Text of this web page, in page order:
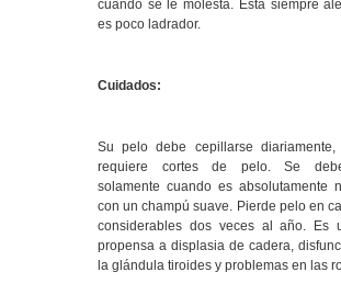
cuando se le molesta. Está siempre
es poco ladrador.
Cuidados:
Su pelo debe cepillarse
requiere cortes de pelo. Se
solamente cuando es absolutamente
con un champú suave. Pierde pelo en
considerables dos veces al año. Es
propensa a displasia de cadera,
la glándula tiroides y problemas en las